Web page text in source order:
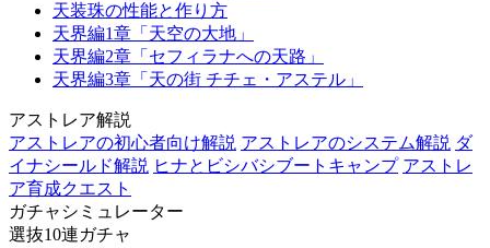
天装珠の性能と作り方
天界編1章「天空の大地」
天界編2章「セフィラナへの天路」
天界編3章「天の街 チチェ・アステル」
アストレア解説
アストレアの初心者向け解説 アストレアのシステム解説 ダ
イナシールド解説 ヒナとビシバシブートキャンプ アストレ
ア育成クエスト
ガチャシミュレーター
選抜10連ガチャ